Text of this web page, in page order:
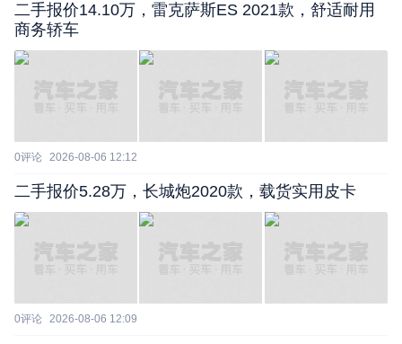
二手报价14.10万，雷克萨斯ES 2021款，舒适耐用
商务轿车
0评论 2026-08-06 12:12
二手报价5.28万，长城炮2020款，载货实用皮卡
0评论 2026-08-06 12:09